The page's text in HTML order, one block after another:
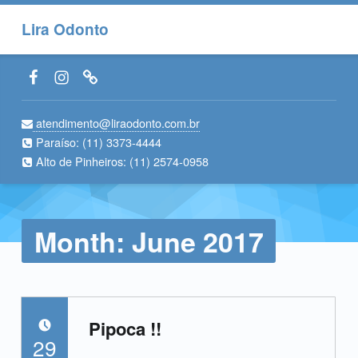
Lira Odonto
Facebook LiraOdonto
Instagram LiraOdonto
Site LiraOdonto
atendimento@liraodonto.com.br
Paraíso: (11) 3373-4444
Alto de Pinheiros: (11) 2574-0958
Month: June 2017
Pipoca !!
POSTED ON:
29